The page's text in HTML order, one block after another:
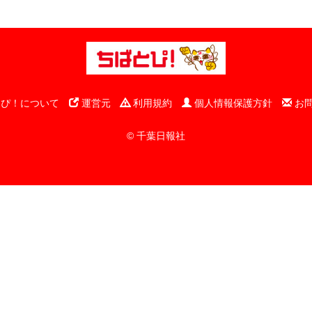
！について 運営元 利用規約 個人情報保護方針 お
© 千葉日報社